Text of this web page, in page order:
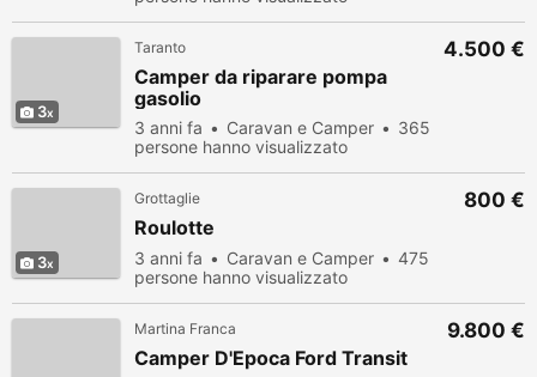
3
Taranto
Camper da riparare pompa
gasolio
3 anni fa Caravan e Camper
365
persone hanno visualizzato
4.500 €
3
Grottaglie
Roulotte
3 anni fa Caravan e Camper
475
persone hanno visualizzato
800 €
Martina Franca
Camper D'Epoca Ford Transit
9.800 €